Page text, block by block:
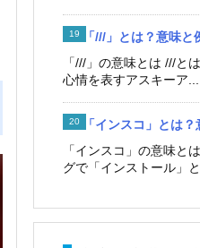
「///」とは？意味と
「///」の意味とは ///と
心情を表すアスキーア...
「インスコ」とは
「インスコ」の意味と
グで「インストール」と